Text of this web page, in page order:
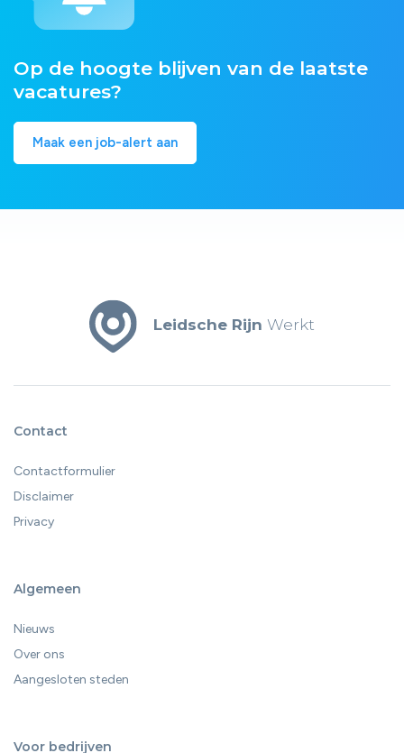
Op de hoogte blijven van de laatste
vacatures?
Maak een job-alert aan
Leidsche Rijn Werkt
Contact
Contactformulier
Disclaimer
Privacy
Algemeen
Nieuws
Over ons
Aangesloten steden
Voor bedrijven